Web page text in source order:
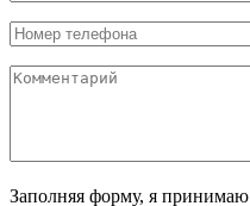
Заполняя форму, я принимаю